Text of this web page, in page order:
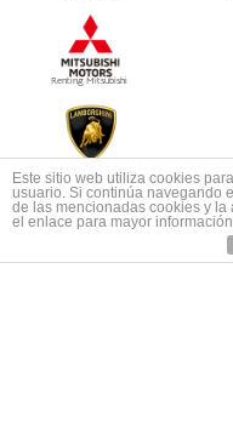
Renting Mitsubishi
Este sitio web utiliza cookies
usuario. Si continúa navegando
de las mencionadas cookies y la
el enlace para mayor